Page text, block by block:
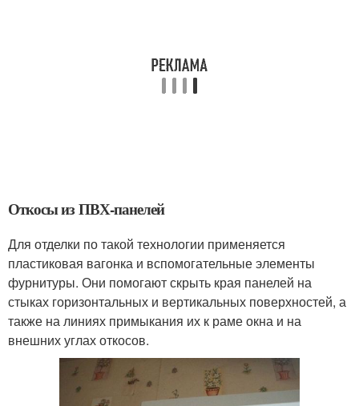
Откосы из ПВХ-панелей
Для отделки по такой технологии применяется
пластиковая вагонка и вспомогательные элементы
фурнитуры. Они помогают скрыть края панелей на
стыках горизонтальных и вертикальных поверхностей, а
также на линиях примыкания их к раме окна и на
внешних углах откосов.